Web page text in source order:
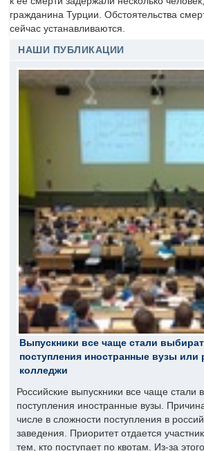
гражданина Турции. Обстоятельства
сейчас устанавливаются.
НАШИ ПУБЛИКАЦИИ
Выпускники все чаще стали
поступления иностранные вузы или
колледжи
Российские выпускники все чаще стали
поступления иностранные вузы.
числе в сложности поступления в
заведения. Приоритет отдается
тем, кто поступает по квотам. Из-за